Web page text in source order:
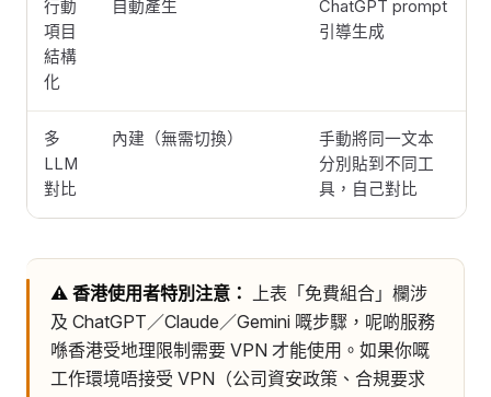
行動
項目
結構
化
自動產生
ChatGPT prompt
引導生成
多
LLM
對比
內建（無需切換）
手動將同一文本
分別貼到不同工
具，自己對比
⚠️ 香港使用者特別注意： 上表「免費組合」欄涉
及 ChatGPT／Claude／Gemini 嘅步驟，呢啲服務
喺香港受地理限制需要 VPN 才能使用。如果你嘅
工作環境唔接受 VPN（公司資安政策、合規要求